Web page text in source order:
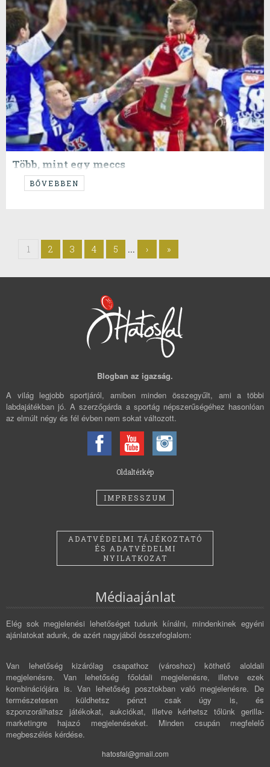
Több, mint egy meccs
Veszprém vs Szeged
BŐVEBBEN
1 2 3 4 5 ... › »
Blogban az igazság.
A világ legjobb sportjáról, amiben minden összegyűlt, ami a többi
labdajátékban jó. A szerzőgárda a sportág népszerűségéhez hasonlóan
az elmúlt négy és fél évben nem sokat változott.
Oldaltérkép
IMPRESSZUM
ADATVÉDELMI TÁJÉKOZTATÓ
ÉS ADATVÉDELMI
NYILATKOZAT
Médiaajánlat
Elég sok megjelenési lehetőséget tudunk kínálni, mindenkinek egyéni
ajánlatokat adunk, de azért nagyjából összefoglalom:
Van lehetőség kizárólag csapathoz (városhoz) köthető aloldali
megjelenésre. Van lehetőség főoldali megjelenésre, illetve ezek
kombinációjára is. Van lehetőség posztokban való megjelenésre. De
természetesen küldhetsz pénzt csak úgy is, és
szponzorálhatsz játékokat, aukciókat, illetve kérhetsz tőlünk gerilla-
marketingre hajazó megjelenéseket. Minden csupán megfelelő
megbeszélés kérdése.
hatosfal@gmail.com